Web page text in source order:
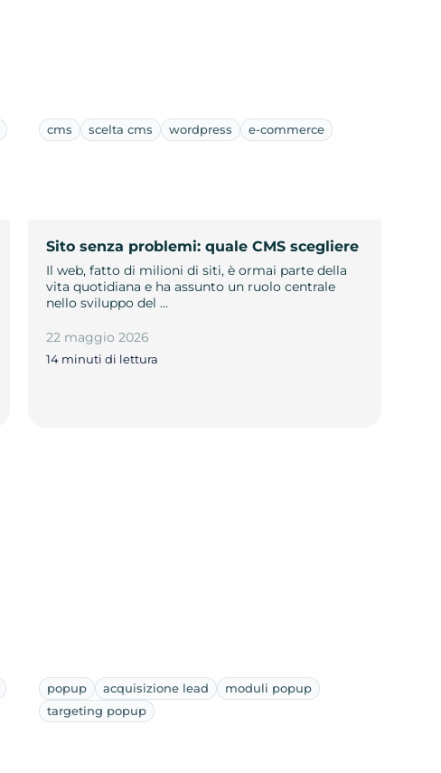
cms scelta cms wordpress e-commerce
Sito senza problemi: quale CMS scegliere
Il web, fatto di milioni di siti, è ormai parte della
vita quotidiana e ha assunto un ruolo centrale
nello sviluppo del …
22 maggio 2026
14 minuti di lettura
popup acquisizione lead
moduli popup
targeting popup